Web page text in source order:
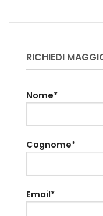
RICHIEDI
Nome*
Cognome*
Email*